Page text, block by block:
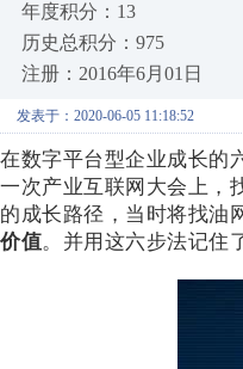
年度积分：13
历史总积分：975
注册：2016年6月01日
发表于：2020-06-05 11:18:52
在数字平台型企业成长的
一次产业互联网大会上，
的成长路径，当时将找油
价值。并用这六步法记住